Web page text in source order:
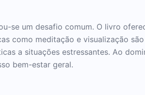
se um desafio comum. O livro
como meditação e visualização
a situações estressantes. Ao
bem-estar geral.